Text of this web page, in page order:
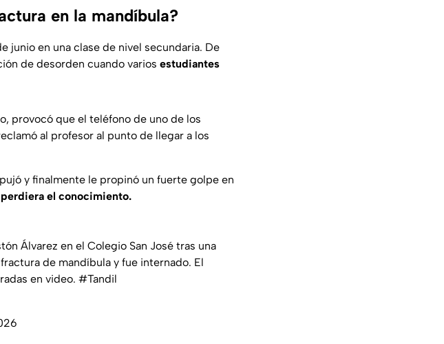
en la mandíbula?
junio en una clase de nivel secundaria. De
de desorden cuando varios estudiantes
provocó que el teléfono de uno de los
al profesor al punto de llegar a los
y finalmente le propinó un fuerte golpe en
perdiera el conocimiento.
Álvarez en el Colegio San José tras una
de mandíbula y fue internado. El
en video. #Tandil